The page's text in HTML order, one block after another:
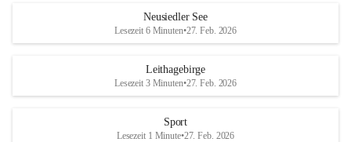
S
und den daraus folgenden wirtschaftlichen
Maßnahmen zur Bekämpfung
Rebe und der Amerikanischen
r
S
Neusiedler See
Lesezeit 6 Minuten•27. Feb. 2026
Leithagebirge
Lesezeit 3 Minuten•27. Feb. 2026
Sport
Lesezeit 1 Minute•27. Feb. 2026